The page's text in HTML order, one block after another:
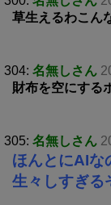
草生えるわこん
304: 名無しさん
財布を空にする
305: 名無しさん
ほんとにAIな
生々しすぎる